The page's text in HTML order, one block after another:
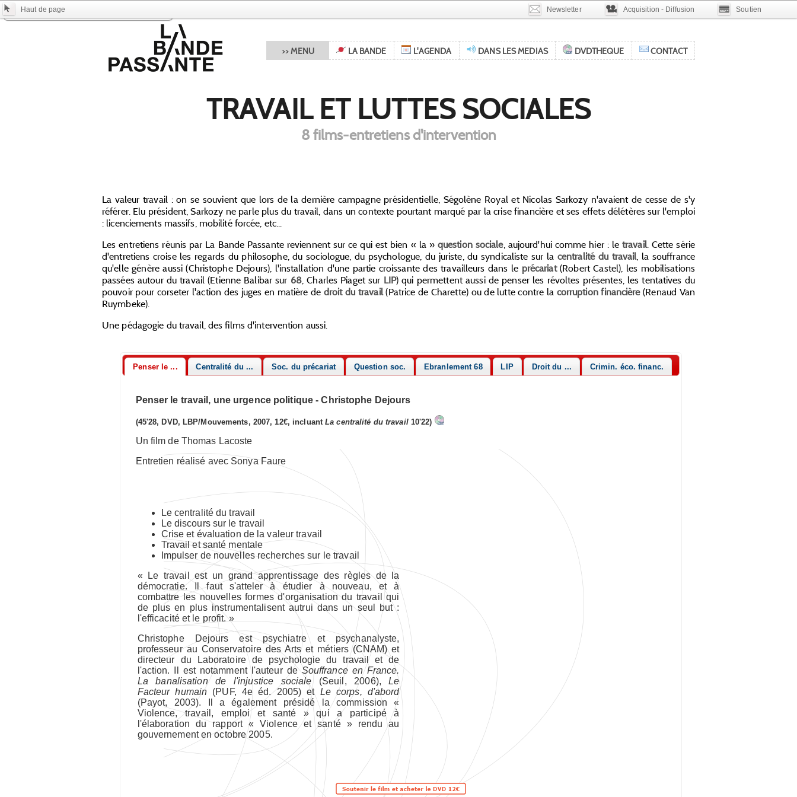
Soutien
Acquisition - Diffusion
Newsletter
Haut de page
>> MENU LA BANDE L'AGENDA DANS LES MEDIAS DVDTHEQUE CONTACT
TRAVAIL ET LUTTES SOCIALES
8 films-entretiens d'intervention
La valeur travail : on se souvient que lors de la dernière campagne présidentielle, Ségolène Royal et Nicolas Sarkozy n'avaient de cesse de s'y
référer. Elu président, Sarkozy ne parle plus du travail, dans un contexte pourtant marqué par la crise financière et ses effets délétères sur l'emploi
: licenciements massifs, mobilité forcée, etc...
Les entretiens réunis par La Bande Passante reviennent sur ce qui est bien « la » question sociale, aujourd'hui comme hier : letravail. Cette série
d'entretiens croise les regards du philosophe, du sociologue, du psychologue, du juriste, du syndicaliste sur la centralité du travail, la souffrance
qu'elle génère aussi (Christophe Dejours), l'installation d'une partie croissante des travailleurs dans le précariat(Robert Castel), les mobilisations
passées autour du travail (Etienne Balibar sur 68, Charles Piaget sur LIP) qui permettent aussi de penser les révoltes présentes, les tentatives du
pouvoir pour corseter l'action des juges en matière de droit du travail(Patrice de Charette) ou de lutte contre la corruption financière(Renaud Van
Ruymbeke).
Une pédagogie du travail, des films d'intervention aussi.
Penser le ... Centralité du ... Soc. du précariat Question soc. Ebranlement 68 LIP Droit du ... Crimin. éco. financ.
Penser le travail, une urgence politique - Christophe Dejours
(45'28, DVD, LBP/Mouvements, 2007, 12€, incluantLa centralité du travail10'22)
Un film de Thomas Lacoste
Entretien réalisé avec Sonya Faure
Le centralité du travail
Le discours sur le travail
Crise et évaluation de la valeur travail
Travail et santé mentale
Impulser de nouvelles recherches sur le travail
« Le travail est un grand apprentissage des règles de la
démocratie. Il faut s'atteler à étudier à nouveau, et à
combattre les nouvelles formes d'organisation du travail qui
de plus en plus instrumentalisent autrui dans un seul but :
l'efficacité et le profit. »
Christophe Dejours est psychiatre et psychanalyste,
professeur au Conservatoire des Arts et métiers (CNAM) et
directeur du Laboratoire de psychologie du travail et de
l'action. Il est notamment l'auteur deSouffrance en France.
La banalisation de l'injustice sociale (Seuil, 2006),Le
Facteur humain (PUF, 4e éd. 2005) et Le corps, d'abord
(Payot, 2003). Il a également présidé la commission «
Violence, travail, emploi et santé » qui a participé à
l'élaboration du rapport « Violence et santé » rendu au
gouvernement en octobre 2005.
Total0.00
Frais de port inclus -